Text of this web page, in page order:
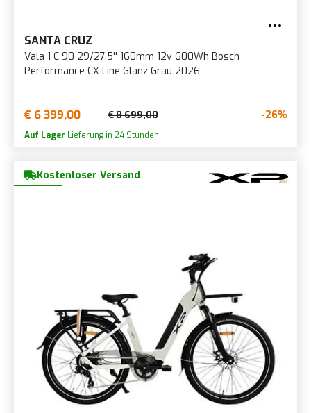
SANTA CRUZ
Vala 1 C 90 29/27.5'' 160mm 12v 600Wh Bosch
Performance CX Line Glanz Grau 2026
€ 6 399,00 € 8 699,00 -26%
Auf Lager Lieferung in 24 Stunden
Kostenloser Versand